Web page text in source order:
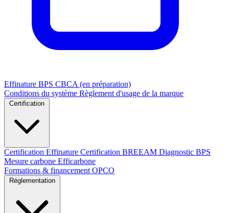
Effinature BPS CBCA (en préparation)
Conditions du système Règlement d'usage de la marque
Certification
Certification Effinature Certification BREEAM Diagnostic BPS
Mesure carbone Efficarbone
Formations & financement OPCO
Réglementation